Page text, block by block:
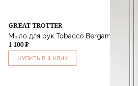
GREAT TROTTER
Мыло для рук Tobacco Bergamot 250 ml
1 100 ₽
КУПИТЬ В 1 КЛИК